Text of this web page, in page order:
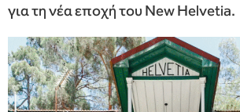
για τη νέα εποχή του New Helvetia.